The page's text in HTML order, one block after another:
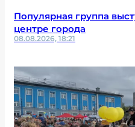
Популярная группа
центре города
08.08.2026, 18:21